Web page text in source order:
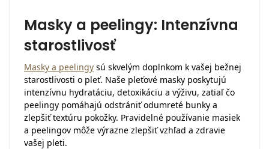
Masky a peelingy: Intenzívna
starostlivosť
Masky a peelingy sú skvelým doplnkom k vašej bežnej
starostlivosti o pleť. Naše pleťové masky poskytujú
intenzívnu hydratáciu, detoxikáciu a výživu, zatiaľ čo
peelingy pomáhajú odstrániť odumreté bunky a
zlepšiť textúru pokožky. Pravidelné používanie masiek
a peelingov môže výrazne zlepšiť vzhľad a zdravie
vašej pleti.